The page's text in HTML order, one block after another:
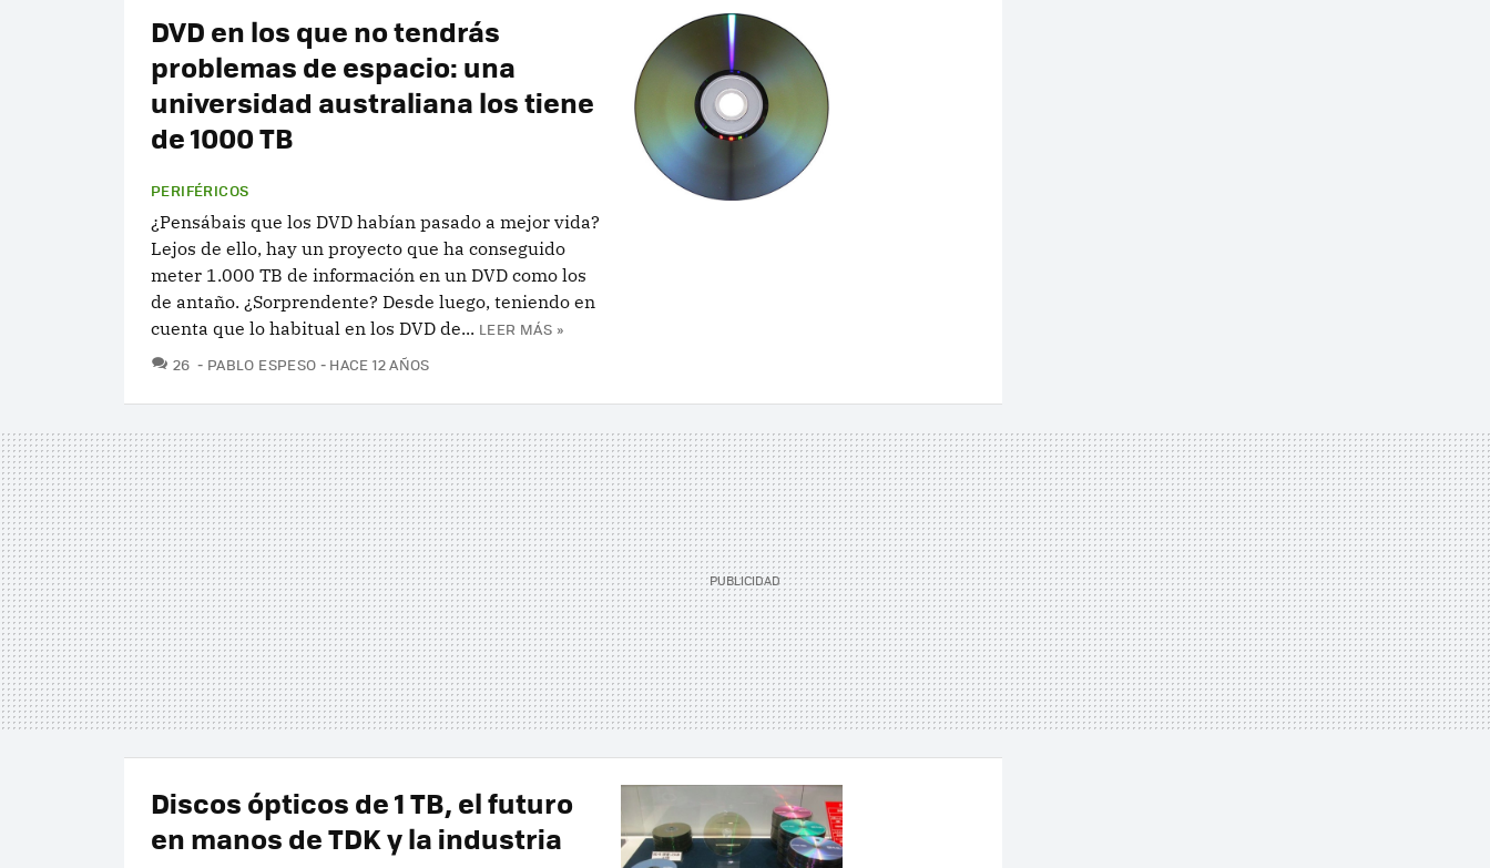
DVD en los que no tendrás
problemas de espacio: una
universidad australiana los tiene
de 1000 TB
PERIFÉRICOS
¿Pensábais que los DVD habían pasado a mejor vida?
Lejos de ello, hay un proyecto que ha conseguido
meter 1.000 TB de información en un DVD como los
de antaño. ¿Sorprendente? Desde luego, teniendo en
cuenta que lo habitual en los DVD de... LEER MÁS »
26 COMENTARIOS
PABLO ESPESO HACE 12 AÑOS
Discos ópticos de 1 TB, el futuro
en manos de TDK y la industria